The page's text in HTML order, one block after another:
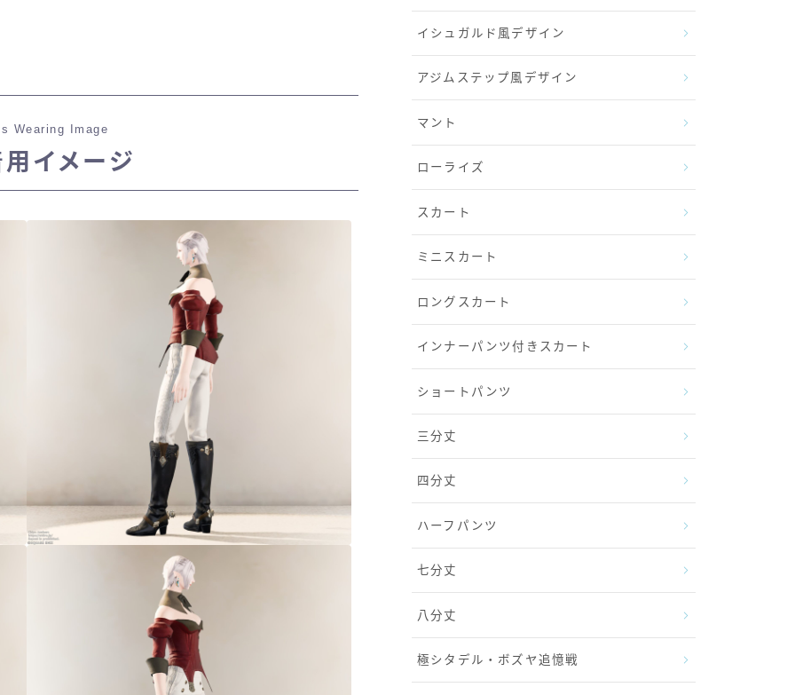
三分丈
極シタデル・ボズヤ追憶戦
Wearing Image
イメージ
イシュガルド風デザイン
アジムステップ風デザイン
マント
ローライズ
スカート
ミニスカート
ロングスカート
インナーパンツ付きスカート
ショートパンツ
三分丈
四分丈
ハーフパンツ
七分丈
八分丈
極シタデル・ボズヤ追憶戦